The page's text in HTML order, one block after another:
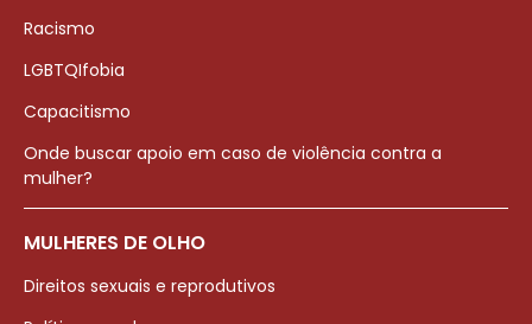
Racismo
LGBTQIfobia
Capacitismo
Onde buscar apoio em caso de violência contra a
mulher?
MULHERES DE OLHO
Direitos sexuais e reprodutivos